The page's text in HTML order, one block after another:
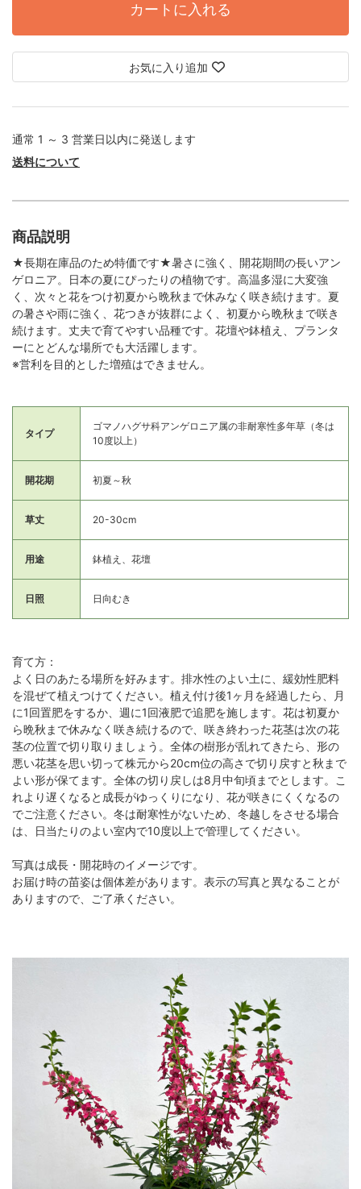
カートに入れる
お気に入り追加
通常 1 ～ 3 営業日以内に発送します
送料について
商品説明
★長期在庫品のため特価です★暑さに強く、開花期間の長いアン
ゲロニア。日本の夏にぴったりの植物です。高温多湿に大変強
く、次々と花をつけ初夏から晩秋まで休みなく咲き続けます。夏
の暑さや雨に強く、花つきが抜群によく、初夏から晩秋まで咲き
続けます。丈夫で育てやすい品種です。花壇や鉢植え、プランタ
ーにとどんな場所でも大活躍します。
※営利を目的とした増殖はできません。
タイプ
ゴマノハグサ科アンゲロニア属の非耐寒性多年草（冬は
10度以上）
開花期 初夏～秋
草丈 20-30cm
用途 鉢植え、花壇
日照 日向むき
育て方：
よく日のあたる場所を好みます。排水性のよい土に、緩効性肥料
を混ぜて植えつけてください。植え付け後1ヶ月を経過したら、月
に1回置肥をするか、週に1回液肥で追肥を施します。花は初夏か
ら晩秋まで休みなく咲き続けるので、咲き終わった花茎は次の花
茎の位置で切り取りましょう。全体の樹形が乱れてきたら、形の
悪い花茎を思い切って株元から20cm位の高さで切り戻すと秋まで
よい形が保てます。全体の切り戻しは8月中旬頃までとします。こ
れより遅くなると成長がゆっくりになり、花が咲きにくくなるの
でご注意ください。冬は耐寒性がないため、冬越しをさせる場合
は、日当たりのよい室内で10度以上で管理してください。
写真は成長・開花時のイメージです。
お届け時の苗姿は個体差があります。表示の写真と異なることが
ありますので、ご了承ください。